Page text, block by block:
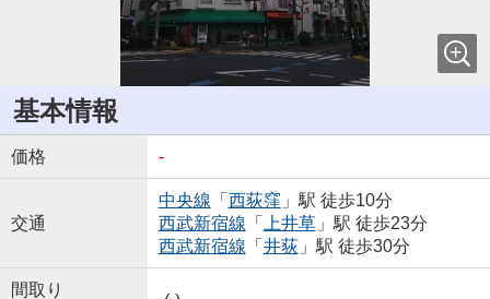
基本情報
価格 -
交通
中央線 「 西荻窪 」駅 徒歩10分
西武新宿線 「 上井草」駅 徒歩23分
西武新宿線 「 井荻」駅 徒歩30分
間取り